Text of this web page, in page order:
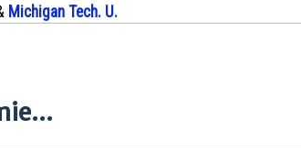
Michigan Tech. U.